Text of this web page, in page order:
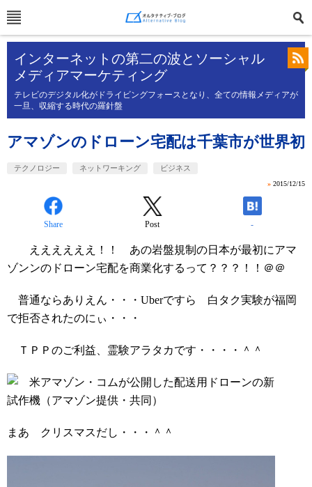
インターネットの第二の波とソーシャル
メディアマーケティング
テレビのデジタル化がドライビングフォースとなり、全ての情報メディアが
一旦、収縮する時代の羅針盤
アマゾンのドローン宅配は千葉市が世界初
テクノロジー ネットワーキング ビジネス
» 2015/12/15
Share Post -
ええええええ！！ あの岩盤規制の日本が最初にアマ
ゾンンのドローン宅配を商業化するって？？？！！＠＠
普通ならありえん・・・Uberですら 白タク実験が福岡
で拒否されたのにぃ・・・
ＴＰＰのご利益、霊験アラタカです・・・・＾＾
まあ クリスマスだし・・・＾＾